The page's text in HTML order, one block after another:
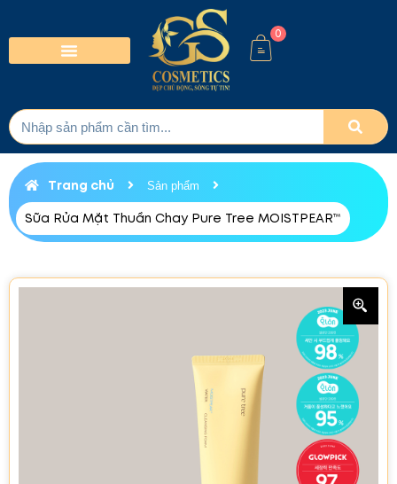
0
Trang chủ Sản phẩm
Sữa Rửa Mặt Thuần Chay Pure Tree MOISTPEAR™